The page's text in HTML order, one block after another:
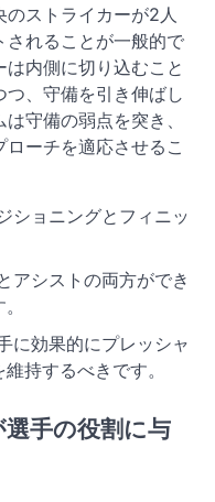
のストライカーが2人
されることが一般的で
内側に切り込むこと
、守備を引き伸ばし
守備の弱点を突き、
ーチを適応させるこ
ショニングとフィニッ
アシストの両方ができ
に効果的にプレッシャ
持するべきです。
手の役割に与